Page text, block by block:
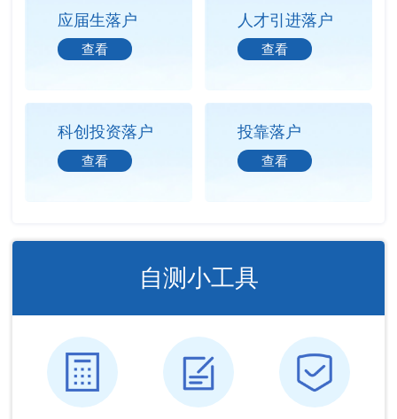
应届生落户
查看
人才引进落户
查看
科创投资落户
查看
投靠落户
查看
自测小工具